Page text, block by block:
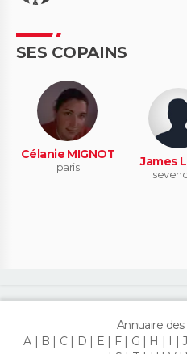
SES COPAINS
Célanie MIGNOT
paris James
Annuaire
A
B C D E F G H I J